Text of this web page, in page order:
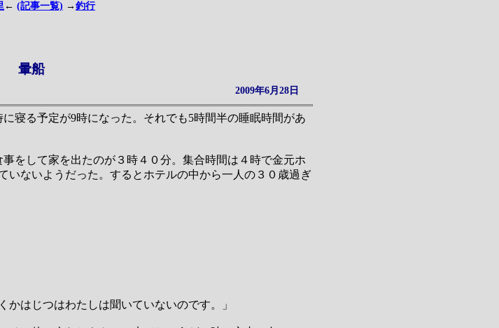
← (記事一覧) → 釣行
暈船
2009年6月28日
寝る予定が9時になった。それでも5時間半の睡眠時間があ
をして家を出たのが３時４０分。集合時間は４時で金元ホ
いないようだった。するとホテルの中から一人の３０歳過ぎ
かはじつはわたしは聞いていないのです。」